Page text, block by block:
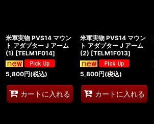
米軍実物 PVS14 マウン
ト アダプター J アーム
(1) [TELM1F014]
5,800円(税込)
カートに入れる
米軍実物 PVS14 マウン
ト アダプター J アーム
(2) [TELM1F013]
5,800円(税込)
カートに入れる